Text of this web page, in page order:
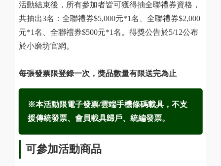
活動結束後，所有參加者皆可獲得抽全聯禮券資格，
共抽出3名：全聯禮券$5,000元*1名、全聯禮券$2,000
元*1名、全聯禮券$500元*1名。得獎公告於5/12公布
於小磨坊官網。
每張發票限登錄一次，獎品數量有限送完為止
※本活動限電子發票/雲端手機條碼載具，不支
援傳統發票、會員載具歸戶、統編發票。
可參加活動商品